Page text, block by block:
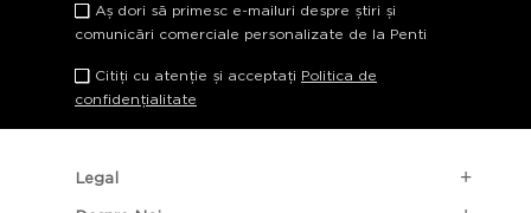
Aș dori să primesc e-mailuri despre știri și
comunicări comerciale personalizate de la Penti
Citiți cu atenție și acceptați Politica de
confidențialitate
Legal